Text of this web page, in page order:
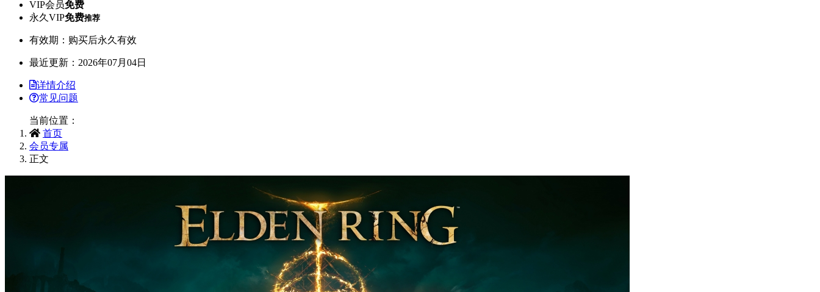
VIP会员免费
永久VIP免费推荐
有效期：购买后永久有效
最近更新：2026年07月04日
详情介绍
常见问题
当前位置：
首页
会员专属
正文